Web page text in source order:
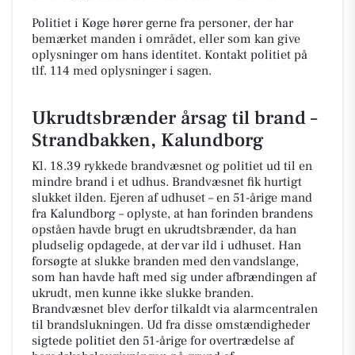
Politiet i Køge hører gerne fra personer, der har
bemærket manden i området, eller som kan give
oplysninger om hans identitet. Kontakt politiet på
tlf. 114 med oplysninger i sagen.
Ukrudtsbrænder årsag til brand –
Strandbakken, Kalundborg
Kl. 18.39 rykkede brandvæsnet og politiet ud til en
mindre brand i et udhus. Brandvæsnet fik hurtigt
slukket ilden. Ejeren af udhuset – en 51-årige mand
fra Kalundborg – oplyste, at han forinden brandens
opståen havde brugt en ukrudtsbrænder, da han
pludselig opdagede, at der var ild i udhuset. Han
forsøgte at slukke branden med den vandslange,
som han havde haft med sig under afbrændingen af
ukrudt, men kunne ikke slukke branden.
Brandvæsnet blev derfor tilkaldt via alarmcentralen
til brandslukningen. Ud fra disse omstændigheder
sigtede politiet den 51-årige for overtrædelse af